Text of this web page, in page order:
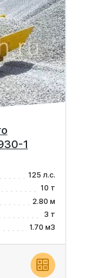
1
125 л.с.
10 т
2.80 м
3 т
1.70 м3